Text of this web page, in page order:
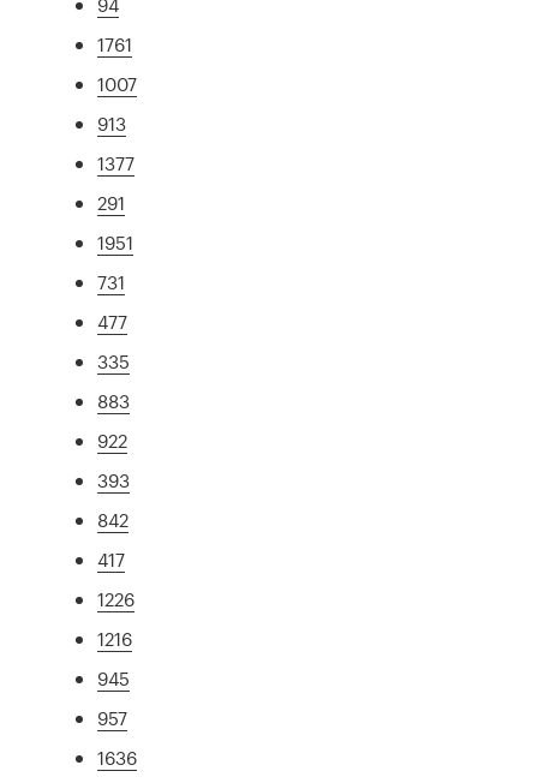
1761
1007
913
1377
291
1951
731
477
335
883
922
393
842
417
1226
1216
945
957
1636